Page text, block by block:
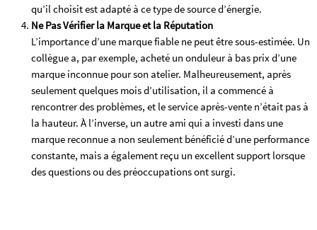
qu’il choisit est adapté à ce type de source d’énergie.
Ne Pas Vérifier la Marque et la Réputation
L’importance d’une marque fiable ne peut être sous-estimée. Un
collègue a, par exemple, acheté un onduleur à bas prix d’une
marque inconnue pour son atelier. Malheureusement, après
seulement quelques mois d’utilisation, il a commencé à
rencontrer des problèmes, et le service après-vente n’était pas à
la hauteur. À l’inverse, un autre ami qui a investi dans une
marque reconnue a non seulement bénéficié d’une performance
constante, mais a également reçu un excellent support lorsque
des questions ou des préoccupations ont surgi.